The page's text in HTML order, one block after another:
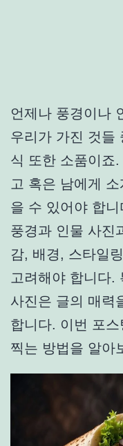
언제나 풍경이나
우리가 가진 것들
식 또한 소품이죠
고 혹은 남에게
을 수 있어야 합
풍경과 인물 사진
감, 배경, 스타일
고려해야 합니다.
사진은 글의 매력
합니다. 이번 포스
찍는 방법을 알아